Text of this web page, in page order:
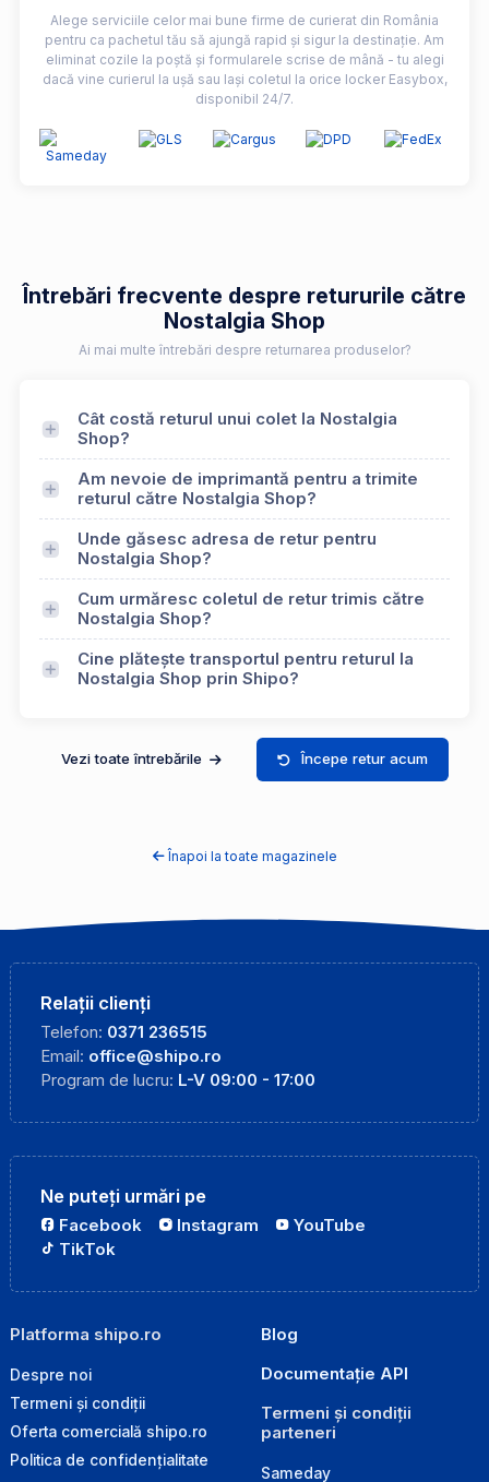
Alege serviciile celor mai bune firme de curierat din România
pentru ca pachetul tău să ajungă rapid și sigur la destinație. Am
eliminat cozile la poștă și formularele scrise de mână - tu alegi
dacă vine curierul la ușă sau lași coletul la orice locker Easybox,
disponibil 24/7.
Întrebări frecvente despre retururile către
Nostalgia Shop
Ai mai multe întrebări despre returnarea produselor?
Cât costă returul unui colet la Nostalgia
Shop?
Am nevoie de imprimantă pentru a trimite
returul către Nostalgia Shop?
Unde găsesc adresa de retur pentru
Nostalgia Shop?
Cum urmăresc coletul de retur trimis către
Nostalgia Shop?
Cine plătește transportul pentru returul la
Nostalgia Shop prin Shipo?
Vezi toate întrebările Începe retur acum
Înapoi la toate magazinele
Relații clienți
Telefon: 0371 236515
Email: office@shipo.ro
Program de lucru: L-V 09:00 - 17:00
Ne puteți urmări pe
Facebook Instagram
YouTube
TikTok
Platforma shipo.ro
Despre noi
Termeni și condiții
Oferta comercială shipo.ro
Politica de confidențialitate
Blog
Documentație API
Termeni și condiții
parteneri
Sameday